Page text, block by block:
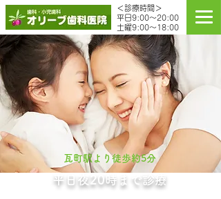
＜診療時間＞
平日9:00～20:00
土曜9:00～18:00
瓦町駅より徒歩約5分
平日夜20時まで診療